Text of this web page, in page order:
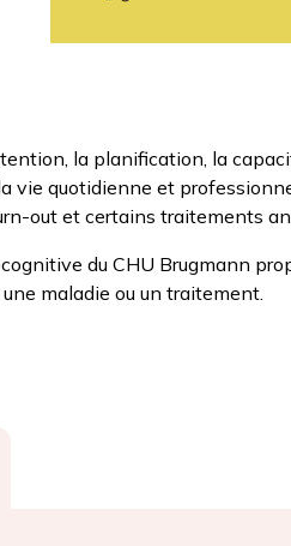
la planification, la
vie quotidienne et
out et certains traitements
du CHU Brugmann
maladie ou un traitement.